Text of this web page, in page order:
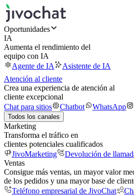
Oportunidades
IA
Aumenta el rendimiento del
equipo con IA
Agente de IA
Asistente de IA
Atención al cliente
Crea una experiencia de atención al
cliente excepcional
Chat para sitios
Chatbot WhatsApp
Todos los canales
Marketing
Transforma el tráfico en
clientes potenciales cualificados
JivoMarketing
Devolución de
Ventas
Consigue más ventas, un mayor valor
de los pedidos y una mayor base de
Teléfono empresarial de JivoChat